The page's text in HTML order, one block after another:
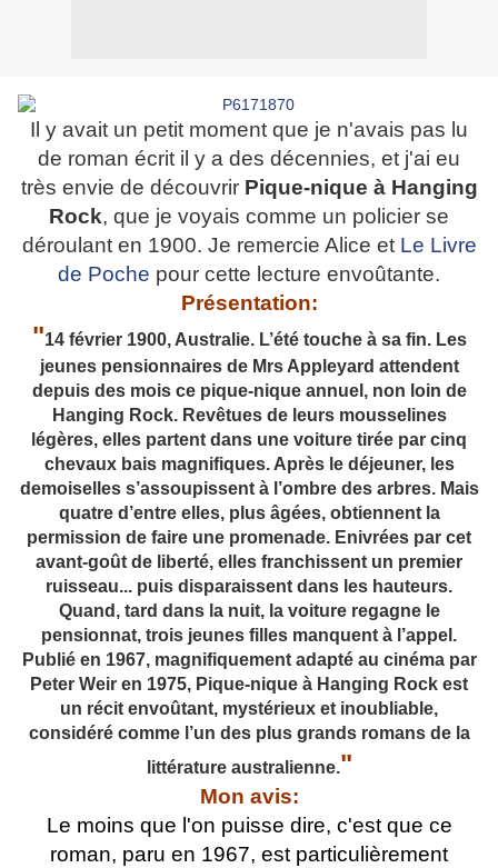
Il y avait un petit moment que je n'avais pas lu
de roman écrit il y a des décennies, et j'ai eu
très envie de découvrir Pique-nique à Hanging
Rock, que je voyais comme un policier se
déroulant en 1900. Je remercie Alice et Le Livre
de Poche pour cette lecture envoûtante.
Présentation:
"14 février 1900, Australie. L’été touche à sa fin. Les
jeunes pensionnaires de Mrs Appleyard attendent
depuis des mois ce pique-nique annuel, non loin de
Hanging Rock. Revêtues de leurs mousselines
légères, elles partent dans une voiture tirée par cinq
chevaux bais magnifiques. Après le déjeuner, les
demoiselles s’assoupissent à l’ombre des arbres. Mais
quatre d’entre elles, plus âgées, obtiennent la
permission de faire une promenade. Enivrées par cet
avant-goût de liberté, elles franchissent un premier
ruisseau... puis disparaissent dans les hauteurs.
Quand, tard dans la nuit, la voiture regagne le
pensionnat, trois jeunes filles manquent à l’appel.
Publié en 1967, magnifiquement adapté au cinéma par
Peter Weir en 1975, Pique-nique à Hanging Rock est
un récit envoûtant, mystérieux et inoubliable,
considéré comme l’un des plus grands romans de la
littérature australienne."
Mon avis:
Le moins que l'on puisse dire, c'est que ce
roman, paru en 1967, est particulièrement